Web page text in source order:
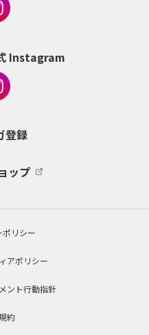
Instagram
登録
ップ
ポリシー
アポリシー
ント行動指針
約